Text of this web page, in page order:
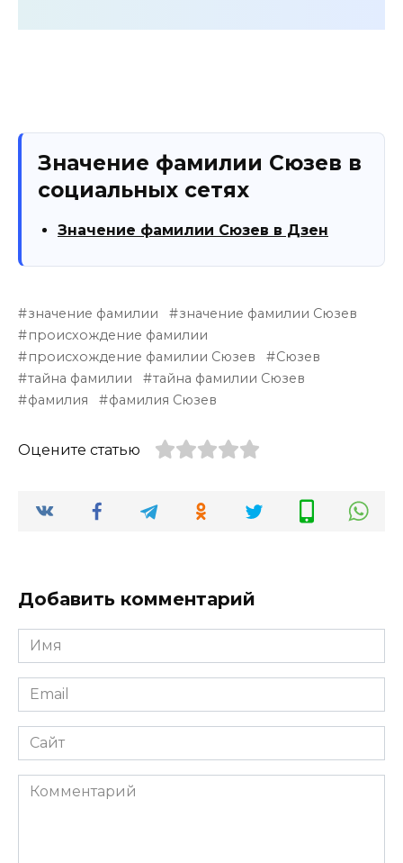
Значение фамилии Сюзев в
социальных сетях
Значение фамилии Сюзев в Дзен
значение фамилии
значение фамилии Сюзев
происхождение фамилии
происхождение фамилии Сюзев
Сюзев
тайна фамилии
тайна фамилии Сюзев
фамилия
фамилия Сюзев
Оцените статью
Добавить комментарий
Имя
*
Email
*
Сайт
Комментарий